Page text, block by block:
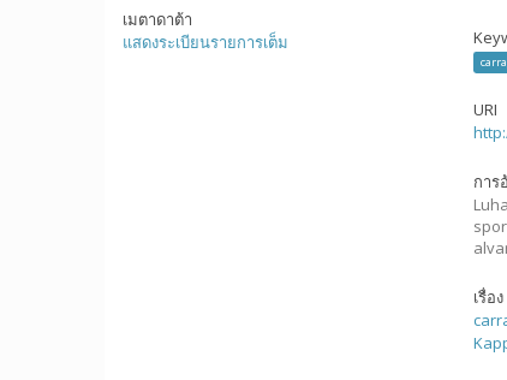
เมตาดาต้า
แสดงระเบียนรายการเต็ม
URI
การ
เรื่อง